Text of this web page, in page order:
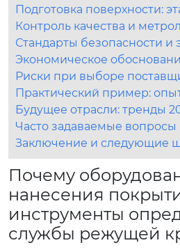
Подготовка поверхности:
Контроль качества и
Стандарты безопасности и
Экономическое
Риски при выборе
Практический пример:
Будущее отрасли: тренды
Часто задаваемые вопросы
Заключение и следующие
Почему
нанесения
инструменты
службы режущей